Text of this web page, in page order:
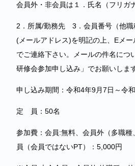
会員外・非会員は１．氏名（フリガナ
2．所属/勤務先 3．会員番号（他
(メールアドレス)を明記の上、Eメ
でご連絡下さい。メールの件名につ
研修会参加申し込み」でお願いします
申し込み期間：令和4年9月7日～令
定 員：50名
参加費：会員:無料、会員外（多職
員（会員ではないPT）：5,000円